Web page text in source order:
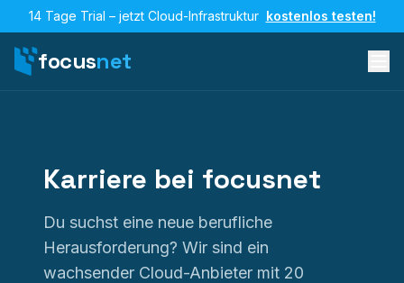
14 Tage Trial – jetzt Cloud-Infrastruktur kostenlos testen!
focusnet
Karriere bei focusnet
Du suchst eine neue berufliche
Herausforderung? Wir sind ein
wachsender Cloud-Anbieter mit 20